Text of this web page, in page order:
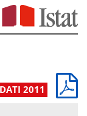
DATI 2011